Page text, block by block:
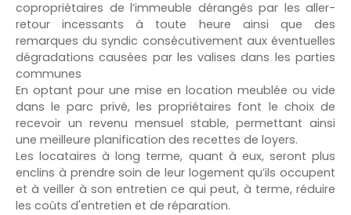
copropriétaires de l’immeuble dérangés par les aller-
retour incessants à toute heure ainsi que des
remarques du syndic consécutivement aux éventuelles
dégradations causées par les valises dans les parties
communes
En optant pour une mise en location meublée ou vide
dans le parc privé, les propriétaires font le choix de
recevoir un revenu mensuel stable, permettant ainsi
une meilleure planification des recettes de loyers.
Les locataires à long terme, quant à eux, seront plus
enclins à prendre soin de leur logement qu’ils occupent
et à veiller à son entretien ce qui peut, à terme, réduire
les coûts d'entretien et de réparation.